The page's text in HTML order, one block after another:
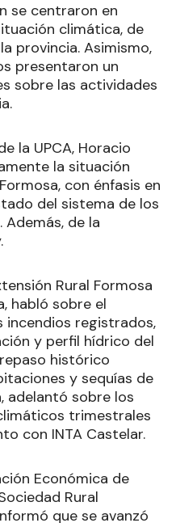
se centraron en
climática, de
provincia. Asimismo,
presentaron un
sobre las actividades
la UPCA, Horacio
la situación
con énfasis en
del sistema de los
de la
Rural Formosa
habló sobre el
incendios registrados,
y perfil hídrico del
histórico
y sequías de
adelantó sobre los
trimestrales
con INTA Castelar.
Económica de
Rural
que se avanzó